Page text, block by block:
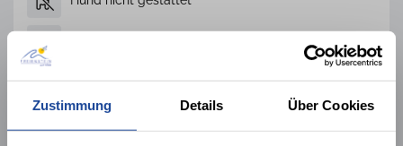
Zustimmung Details Über Cookies
Kaminofen